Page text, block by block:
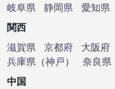
岐阜県
静岡県 愛知県
関西
滋賀県
京都府 大阪府
兵庫県 （神戸） 奈良県
中国